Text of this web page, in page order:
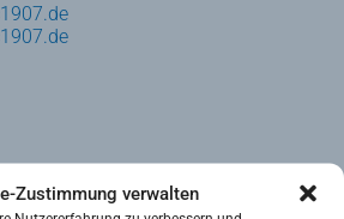
Zustimmung verwalten